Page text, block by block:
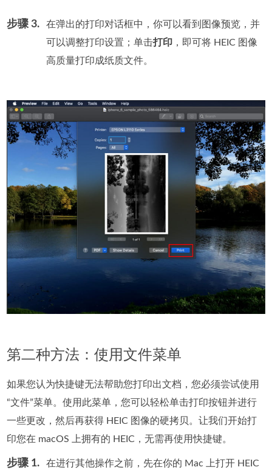
步骤 3.
在弹出的打印对话框中，你可以看到图像预览，并
可以调整打印设置；单击打印 ，即可将 HEIC 图像
高质量打印成纸质文件。
第二种方法：使用文件菜单
如果您认为快捷键无法帮助您打印出文档，您必须尝试使用
“文件”菜单。使用此菜单，您可以轻松单击打印按钮并进行
一些更改，然后再获得 HEIC 图像的硬拷贝。让我们开始打
印您在 macOS 上拥有的 HEIC，无需再使用快捷键。
步骤 1.
在进行其他操作之前，先在你的 Mac 上打开 HEIC